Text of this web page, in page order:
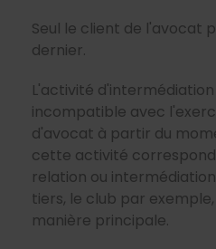
Seul le client de l'avocat
dernier.
L'activité
incompatible avec
d'avocat à partir du
cette activité
relation ou
tiers, le club par
manière principale.